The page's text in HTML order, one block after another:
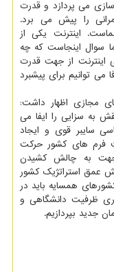
می پردازد و قدرت
را پیش می برد.
اینترنت یکی از
سوال اینجاست که چه
از جهت قدرت
توانیم برای پیشبرد
مجازی اظهار داشت:
به سزایی را ایفا می
سایبر قوی و ایجاد
فرم های کشور حرکت
جهت به چالش کشیدن
عمق استراتژیک کشور
همسایه باید در
ظرفیت دانشگاهی و
جدید بپردازیم.